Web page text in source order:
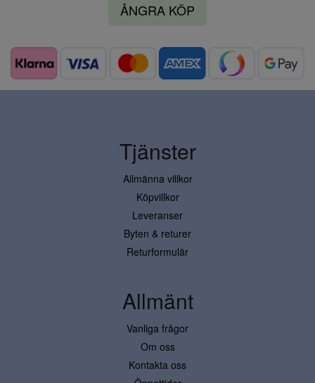
ÅNGRA KÖP
Tjänster
Allmänna villkor
Köpvillkor
Leveranser
Byten & returer
Returformulär
Allmänt
Vanliga frågor
Om oss
Kontakta oss